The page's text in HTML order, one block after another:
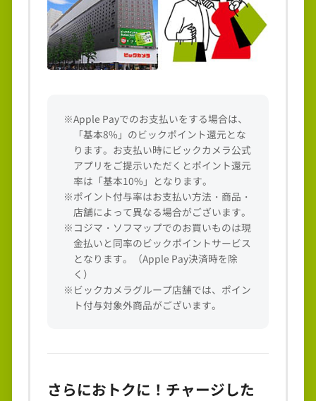
※Apple Payでのお支払いをする場合は、
「基本8%」のビックポイント還元とな
ります。お支払い時にビックカメラ公式
アプリをご提示いただくとポイント還元
率は「基本10%」となります。
※ポイント付与率はお支払い方法・商品・
店舗によって異なる場合がございます。
※コジマ・ソフマップでのお買いものは現
金払いと同率のビックポイントサービス
となります。（Apple Pay決済時を除
く）
※ビックカメラグループ店舗では、ポイン
ト付与対象外商品がございます。
さらにおトクに！チャージした